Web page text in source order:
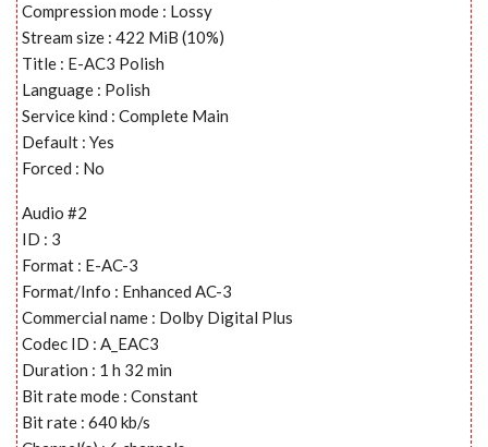
Compression mode : Lossy
Stream size : 422 MiB (10%)
Title : E-AC3 Polish
Language : Polish
Service kind : Complete Main
Default : Yes
Forced : No
Audio #2
ID : 3
Format : E-AC-3
Format/Info : Enhanced AC-3
Commercial name : Dolby Digital Plus
Codec ID : A_EAC3
Duration : 1 h 32 min
Bit rate mode : Constant
Bit rate : 640 kb/s